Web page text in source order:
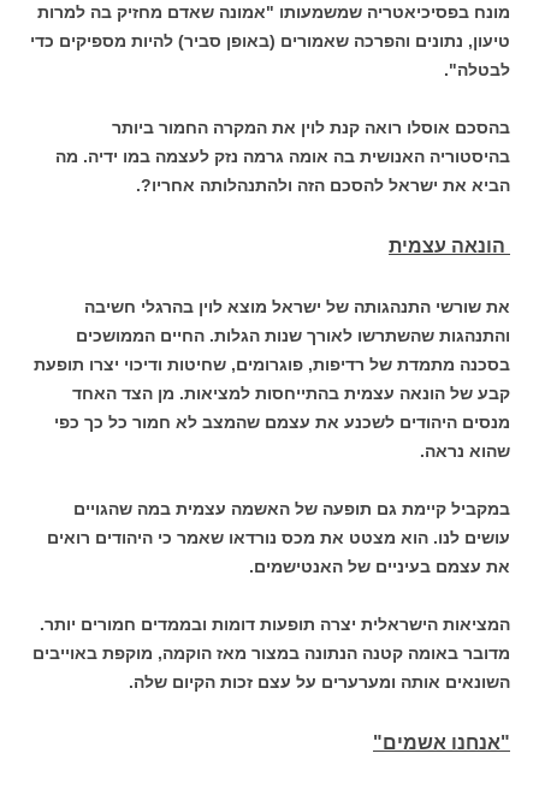
מונח בפסיכיאטריה שמשמעותו "אמונה שאדם מחזיק בה למרות
טיעון, נתונים והפרכה שאמורים (באופן סביר) להיות מספיקים כדי
לבטלה".
בהסכם אוסלו רואה קנת לוין את המקרה החמור ביותר
בהיסטוריה האנושית בה אומה גרמה נזק לעצמה במו ידיה. מה
הביא את ישראל להסכם הזה ולהתנהלותה אחריו?.
הונאה עצמית
את שורשי התנהגותה של ישראל מוצא לוין בהרגלי חשיבה
והתנהגות שהשתרשו לאורך שנות הגלות. החיים הממושכים
בסכנה מתמדת של רדיפות, פוגרומים, שחיטות ודיכוי יצרו תופעת
קבע של הונאה עצמית בהתייחסות למציאות. מן הצד האחד
מנסים היהודים לשכנע את עצמם שהמצב לא חמור כל כך כפי
שהוא נראה.
במקביל קיימת גם תופעה של האשמה עצמית במה שהגויים
עושים לנו. הוא מצטט את מכס נורדאו שאמר כי היהודים רואים
את עצמם בעיניים של האנטישמים.
המציאות הישראלית יצרה תופעות דומות ובממדים חמורים יותר.
מדובר באומה קטנה הנתונה במצור מאז הוקמה, מוקפת באוייבים
השונאים אותה ומערערים על עצם זכות הקיום שלה.
"אנחנו אשמים"